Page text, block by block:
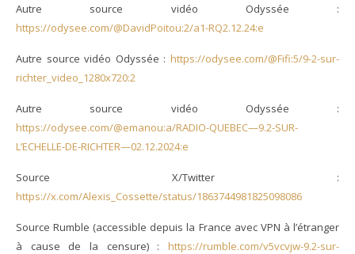
Autre source vidéo Odyssée :
https://odysee.com/@DavidPoitou:2/a1-RQ2.12.24:e
Autre source vidéo Odyssée : https://odysee.com/@Fifi:5/9-2-sur-
richter_video_1280x720:2
Autre source vidéo Odyssée :
https://odysee.com/@emanou:a/RADIO-QUEBEC—9.2-SUR-
L’ECHELLE-DE-RICHTER—02.12.2024:e
Source X/Twitter :
https://x.com/Alexis_Cossette/status/1863744981825098086
Source Rumble (accessible depuis la France avec VPN à l’étranger
à cause de la censure) : https://rumble.com/v5vcvjw-9.2-sur-